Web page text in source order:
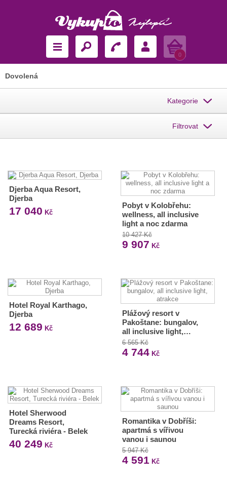
Košík
0
Dovolená
Kategorie
Filtrovat
Djerba Aqua Resort,
Djerba
17 040 Kč
Pobyt v Kolobřehu:
wellness, all inclusive
light a noc zdarma
10 427 Kč
9 907 Kč
Hotel Royal Karthago,
Djerba
12 689 Kč
Plážový resort v
Pakoštane: bungalov,
all inclusive light,…
6 565 Kč
4 744Kč
Hotel Sherwood
Dreams Resort,
Turecká riviéra - Belek
40 249 Kč
Romantika v Dobříši:
apartmá s vířivou
vanou i saunou
5 947 Kč
4 591 Kč